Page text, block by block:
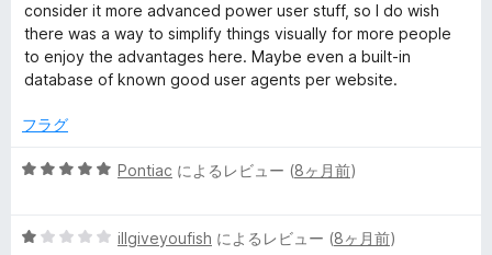
価
5
の
評
価
consider it more advanced power user stuff, so I do wish
there was a way to simplify things visually for more people
to enjoy the advantages here. Maybe even a built-in
database of known good user agents per website.
フラグ
5
中
Pontiac によるレビュー (8ヶ月前)
5
illgiveyoufish によるレビュー (8ヶ月前)